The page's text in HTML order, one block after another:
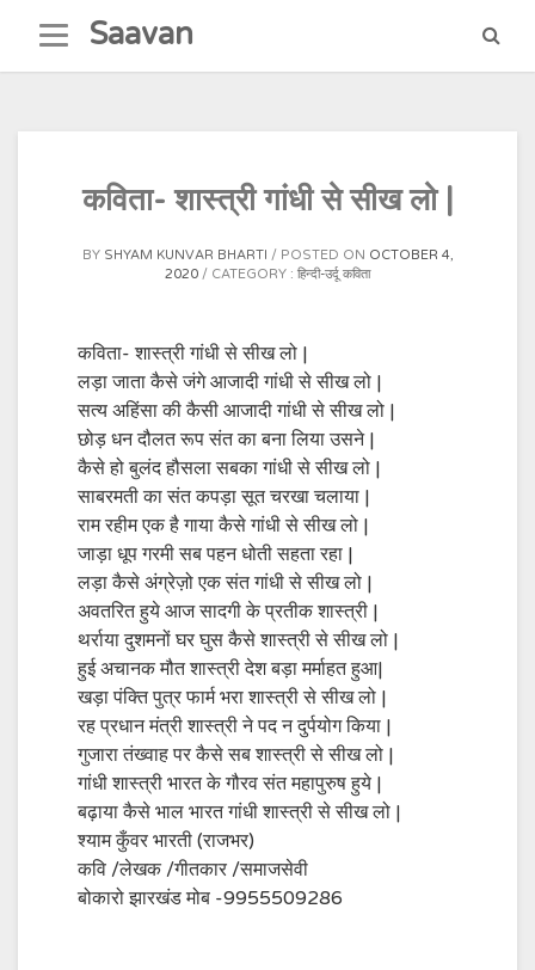
content
Saavan
कविता- शास्त्री गांधी से सीख लो |
BY SHYAM KUNVAR BHARTI POSTED ON OCTOBER 4,
2020
CATEGORY : हिन्दी-उर्दू कविता
कविता- शास्त्री गांधी से सीख लो |
लड़ा जाता कैसे जंगे आजादी गांधी से सीख लो |
सत्य अहिंसा की कैसी आजादी गांधी से सीख लो |
छोड़ धन दौलत रूप संत का बना लिया उसने |
कैसे हो बुलंद हौसला सबका गांधी से सीख लो |
साबरमती का संत कपड़ा सूत चरखा चलाया |
राम रहीम एक है गाया कैसे गांधी से सीख लो |
जाड़ा धूप गरमी सब पहन धोती सहता रहा |
लड़ा कैसे अंग्रेज़ो एक संत गांधी से सीख लो |
अवतरित हुये आज सादगी के प्रतीक शास्त्री |
थर्राया दुशमनों घर घुस कैसे शास्त्री से सीख लो |
हुई अचानक मौत शास्त्री देश बड़ा मर्माहत हुआ|
खड़ा पंक्ति पुत्र फार्म भरा शास्त्री से सीख लो |
रह प्रधान मंत्री शास्त्री ने पद न दुर्पयोग किया |
गुजारा तंख्वाह पर कैसे सब शास्त्री से सीख लो |
गांधी शास्त्री भारत के गौरव संत महापुरुष हुये |
बढ़ाया कैसे भाल भारत गांधी शास्त्री से सीख लो |
श्याम कुँवर भारती (राजभर)
कवि /लेखक /गीतकार /समाजसेवी
बोकारो झारखंड मोब -9955509286